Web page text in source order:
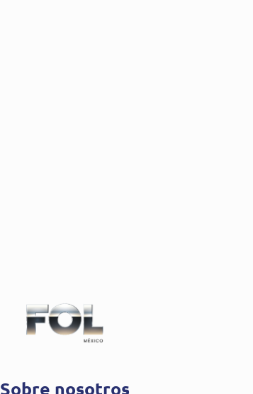
Sobre nosotros